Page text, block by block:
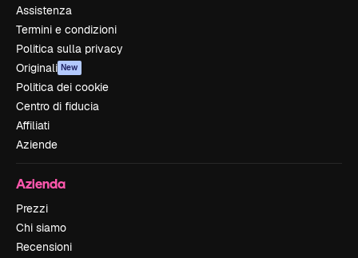
Assistenza
Termini e condizioni
Politica sulla privacy
Originali New
Politica dei cookie
Centro di fiducia
Affiliati
Aziende
Azienda
Prezzi
Chi siamo
Recensioni